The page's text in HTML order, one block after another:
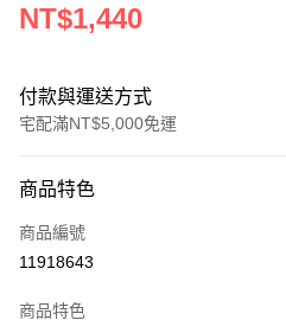
NT$1,440
付款與運送方式
宅配滿NT$5,000免運
信用卡一次付款
LINE Pay
商品特色
商品編號
11918643
商品特色